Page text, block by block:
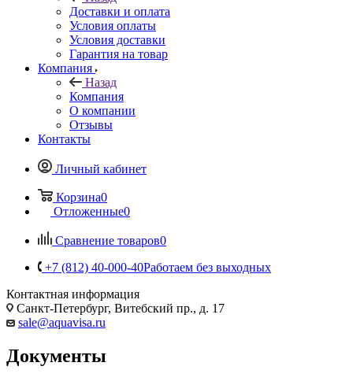
Доставки и оплата
Условия оплаты
Условия доставки
Гарантия на товар
Компания
Назад
Компания
О компании
Отзывы
Контакты
Личный кабинет
Корзина0
Отложенные0
Сравнение товаров0
+7 (812) 40-000-40Работаем без выходных
Контактная информация
Санкт-Петербург, Витебский пр., д. 17
sale@aquavisa.ru
Документы